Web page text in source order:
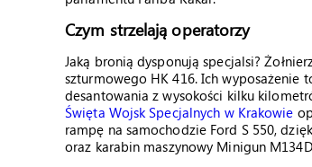
Czym strzelają operatorzy
Jaką bronią dysponują specjalsi?
szturmowego HK 416. Ich wyposażenie
desantowania z wysokości kilku
Święta Wojsk Specjalnych w Krakowie
rampę na samochodzie Ford S 550,
oraz karabin maszynowy Minigun